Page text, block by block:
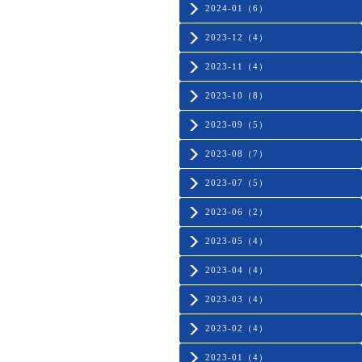
2024-01（6）
2023-12（4）
2023-11（4）
2023-10（8）
2023-09（5）
2023-08（7）
2023-07（5）
2023-06（2）
2023-05（4）
2023-04（4）
2023-03（4）
2023-02（4）
2023-01（4）